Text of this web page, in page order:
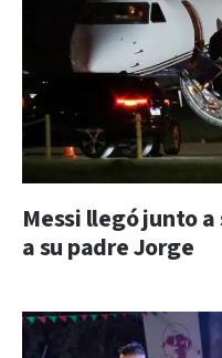
Messi llegó junto
a su padre Jorge